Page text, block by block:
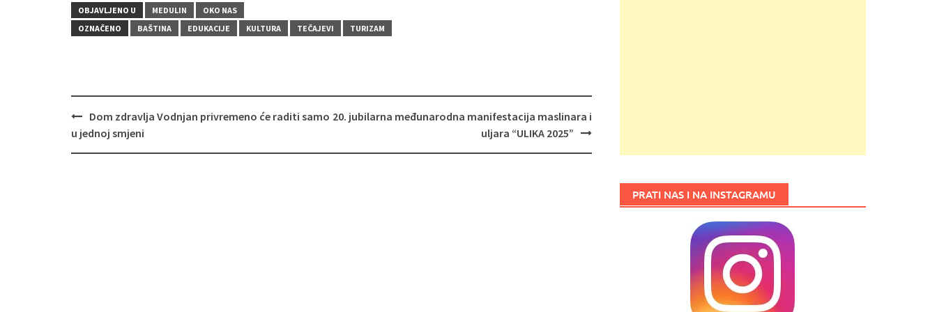
OBJAVLJENO U MEDULIN
OKO NAS
OZNAČENO
BAŠTINA EDUKACIJE KULTURA TEČAJEVI TURIZAM
Navigacija
objava
Dom zdravlja Vodnjan privremeno će raditi samo
u jednoj smjeni
20. jubilarna međunarodna manifestacija maslinara i
uljara “ULIKA 2025”
PRATI NAS I NA INSTAGRAMU